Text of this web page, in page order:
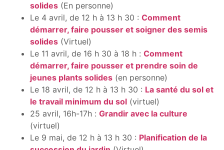
solides (En personne)
Le 4 avril, de 12 h à 13 h 30 : Comment
démarrer, faire pousser et soigner des semis
solides (Virtuel)
Le 11 avril, de 16 h 30 à 18 h : Comment
démarrer, faire pousser et prendre soin de
jeunes plants solides (en personne)
Le 18 avril, de 12 h à 13 h 30 : La santé du sol et
le travail minimum du sol (virtuel)
25 avril, 16h-17h : Grandir avec la culture
(virtuel)
Le 9 mai, de 12 h à 13 h 30 : Planification de la